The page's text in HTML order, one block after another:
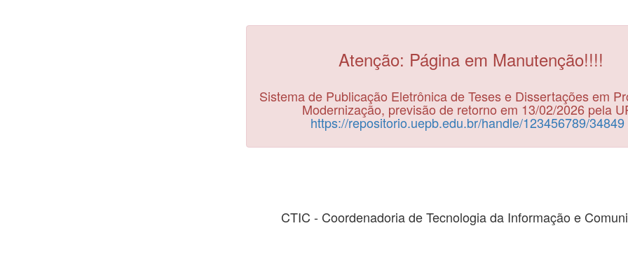
Atenção: Página em Manutenção!!!!
Sistema de Publicação Eletrônica de Teses e Dissertações em
Modernização, previsão de retorno em 13/02/2026 pela
https://repositorio.uepb.edu.br/handle/123456789/34849
CTIC - Coordenadoria de Tecnologia da Informação e